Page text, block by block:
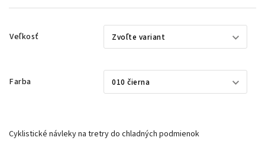
Veľkosť
Farba
Cyklistické návleky na tretry do chladných podmienok